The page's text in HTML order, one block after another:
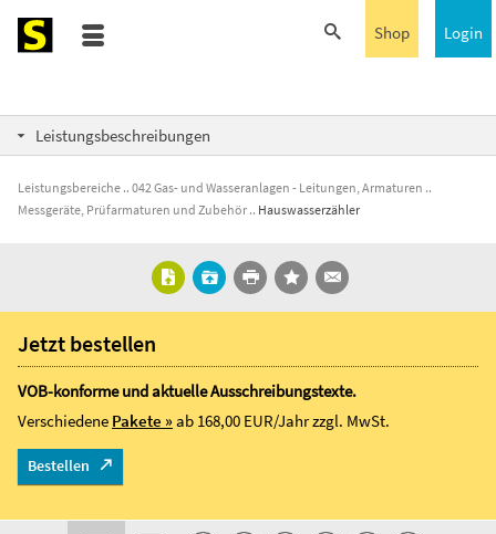
Login
Shop
Leistungsbeschreibungen
Leistungsbereiche
042 Gas- und Wasseranlagen - Leitungen, Armaturen
Messgeräte, Prüfarmaturen und Zubehör
Hauswasserzähler
Jetzt bestellen
VOB-konforme und aktuelle Ausschreibungstexte.
Verschiedene Pakete »ab 168,00 EUR/Jahrzzgl. MwSt.
Bestellen